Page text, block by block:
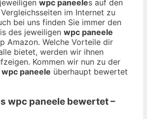
wpc paneeles auf den
im Internet zu
bei uns finden Sie immer den
des jeweiligen wpc paneele
Amazon. Welche Vorteile dir
bietet, werden wir ihnen
Kommen wir nun zu der
wpc paneele überhaupt bewertet
wpc paneele bewertet –